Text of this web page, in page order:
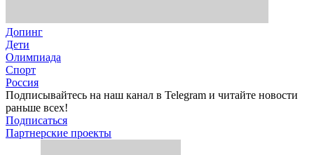
Допинг
Дети
Олимпиада
Спорт
Россия
Подписывайтесь на наш канал в Telegram и читайте новости
раньше всех!
Подписаться
Партнерские проекты